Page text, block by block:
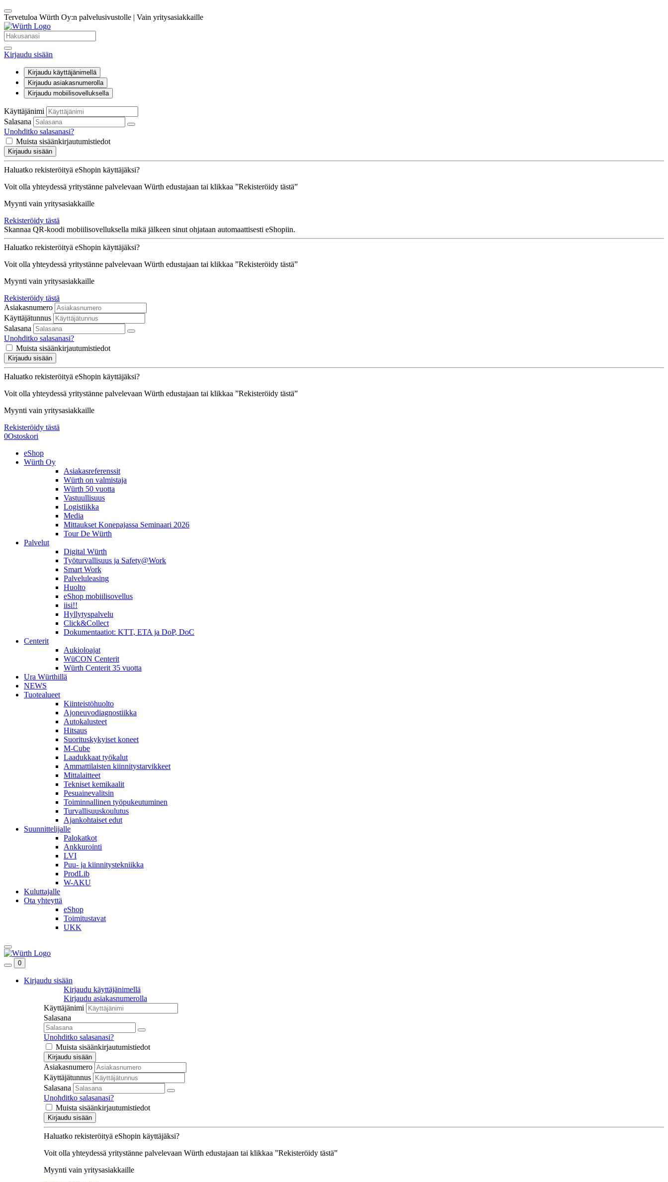
Tervetuloa Würth Oy:n palvelusivustolle | Vain yritysasiakkaille
Kirjaudu sisään
Kirjaudu käyttäjänimellä
Kirjaudu asiakasnumerolla
Kirjaudu mobiilisovelluksella
Käyttäjänimi
Salasana
Unohditko salasanasi?
Muista sisäänkirjautumistiedot
Kirjaudu sisään
Haluatko rekisteröityä eShopin käyttäjäksi?
Voit olla yhteydessä yritystänne palvelevaan Würth edustajaan tai klikkaa ”Rekisteröidy tästä”
Myynti vain yritysasiakkaille
Rekisteröidy tästä
Skannaa QR-koodi mobiilisovelluksella mikä jälkeen sinut ohjataan automaattisesti eShopiin.
Haluatko rekisteröityä eShopin käyttäjäksi?
Voit olla yhteydessä yritystänne palvelevaan Würth edustajaan tai klikkaa ”Rekisteröidy tästä”
Myynti vain yritysasiakkaille
Rekisteröidy tästä
Asiakasnumero
Käyttäjätunnus
Salasana
Unohditko salasanasi?
Muista sisäänkirjautumistiedot
Kirjaudu sisään
Haluatko rekisteröityä eShopin käyttäjäksi?
Voit olla yhteydessä yritystänne palvelevaan Würth edustajaan tai klikkaa ”Rekisteröidy tästä”
Myynti vain yritysasiakkaille
Rekisteröidy tästä
0Ostoskori
eShop
Würth Oy
Asiakasreferenssit
Würth on valmistaja
Würth 50 vuotta
Vastuullisuus
Logistiikka
Media
Mittaukset Konepajassa Seminaari 2026
Tour De Würth
Palvelut
Digital Würth
Työturvallisuus ja Safety@Work
Smart Work
Palveluleasing
Huolto
eShop mobiilisovellus
iisi!!
Hyllytyspalvelu
Click&Collect
Dokumentaatiot: KTT, ETA ja DoP, DoC
Centerit
Aukioloajat
WüCON Centerit
Würth Centerit 35 vuotta
Ura Würthillä
NEWS
Tuotealueet
Kiinteistöhuolto
Ajoneuvodiagnostiikka
Autokalusteet
Hitsaus
Suorituskykyiset koneet
M-Cube
Laadukkaat työkalut
Ammattilaisten kiinnitystarvikkeet
Mittalaitteet
Tekniset kemikaalit
Pesuainevalitsin
Toiminnallinen työpukeutuminen
Turvallisuuskoulutus
Ajankohtaiset edut
Suunnittelijalle
Palokatkot
Ankkurointi
LVI
Puu- ja kiinnitystekniikka
ProdLib
W-AKU
Kuluttajalle
Ota yhteyttä
eShop
Toimitustavat
UKK
0
Kirjaudu sisään
Kirjaudu käyttäjänimellä
Kirjaudu asiakasnumerolla
Käyttäjänimi
Salasana
Unohditko salasanasi?
Muista sisäänkirjautumistiedot
Kirjaudu sisään
Asiakasnumero
Käyttäjätunnus
Salasana
Unohditko salasanasi?
Muista sisäänkirjautumistiedot
Kirjaudu sisään
Haluatko rekisteröityä eShopin käyttäjäksi?
Voit olla yhteydessä yritystänne palvelevaan Würth edustajaan tai klikkaa ”Rekisteröidy tästä”
Myynti vain yritysasiakkaille